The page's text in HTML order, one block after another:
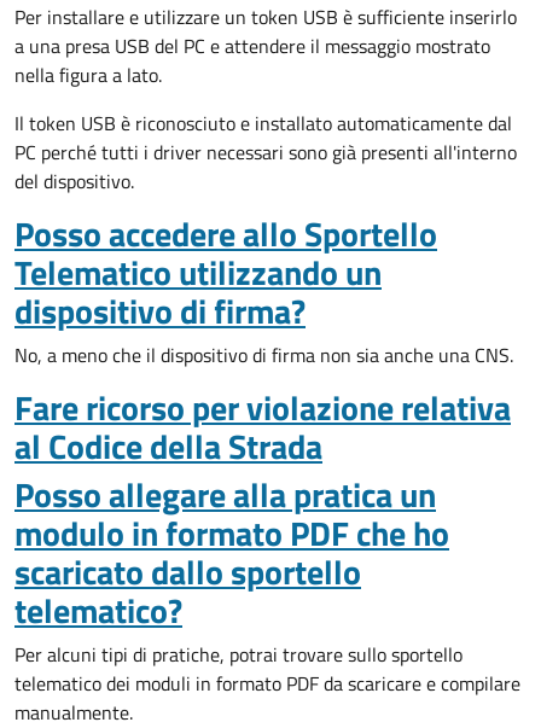
Per installare e utilizzare un token USB è sufficiente inserirlo
a una presa USB del PC e attendere il messaggio mostrato
nella figura a lato.
Il token USB è riconosciuto e installato automaticamente dal
PC perché tutti i driver necessari sono già presenti all'interno
del dispositivo.
Posso accedere allo Sportello
Telematico utilizzando un
dispositivo di firma?
No, a meno che il dispositivo di firma non sia anche una CNS.
Fare ricorso per violazione relativa
al Codice della Strada
Posso allegare alla pratica un
modulo in formato PDF che ho
scaricato dallo sportello
telematico?
Per alcuni tipi di pratiche, potrai trovare sullo sportello
telematico dei moduli in formato PDF da scaricare e compilare
manualmente.